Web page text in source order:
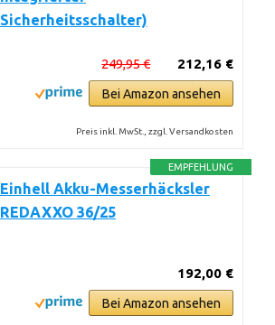
Sicherheitsschalter)
212,16 €
249,95 €
Bei Amazon ansehen
Preis inkl. MwSt., zzgl. Versandkosten
EMPFEHLUNG
Einhell Akku-Messerhäcksler
REDAXXO 36/25
192,00 €
Bei Amazon ansehen